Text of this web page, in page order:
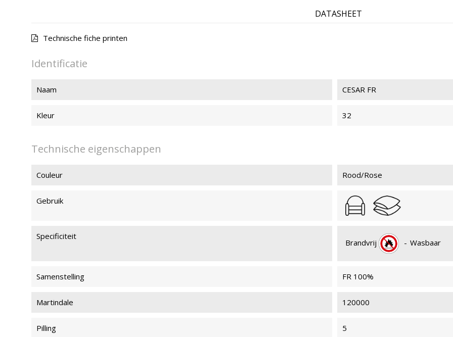
DATASHEET
Technische fiche printen
Identificatie
Naam CESAR FR
Kleur 32
Technische eigenschappen
Couleur Rood/Rose
Gebruik
Specificiteit
Brandvrij - Wasbaar
Samenstelling FR 100%
Martindale 120000
Pilling 5